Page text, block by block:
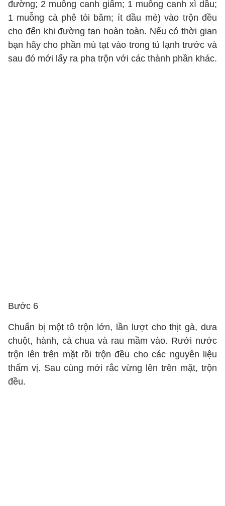
đường; 2 muỗng canh giấm; 1 muỗng canh xì dầu;
1 muỗng cà phê tỏi băm; ít dầu mè) vào trộn đều
cho đến khi đường tan hoàn toàn. Nếu có thời gian
bạn hãy cho phần mù tạt vào trong tủ lạnh trước và
sau đó mới lấy ra pha trộn với các thành phần khác.
Bước 6
Chuẩn bị một tô trộn lớn, lần lượt cho thịt gà, dưa
chuột, hành, cà chua và rau mầm vào. Rưới nước
trộn lên trên mặt rồi trộn đều cho các nguyên liệu
thấm vị. Sau cùng mới rắc vừng lên trên mặt, trộn
đều.